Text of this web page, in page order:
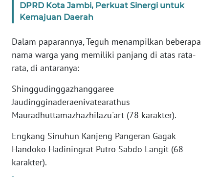
DPRD Kota Jambi, Perkuat Sinergi untuk
Kemajuan Daerah
Dalam paparannya, Teguh menampilkan beberapa
nama warga yang memiliki panjang di atas rata-
rata, di antaranya:
Shinggudinggazhanggaree
Jaudingginaderaenivatearathus
Mauradhuttamazhazhilazu'art (78 karakter).
Engkang Sinuhun Kanjeng Pangeran Gagak
Handoko Hadiningrat Putro Sabdo Langit (68
karakter).
PEDOMAN
SIBER
REDAKSI
KARIR
DISCLAIMER
Wahana
News
Regional